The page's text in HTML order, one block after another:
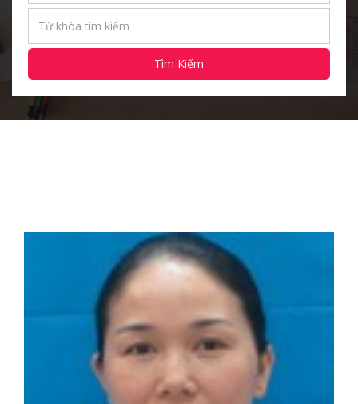
Tìm Kiếm